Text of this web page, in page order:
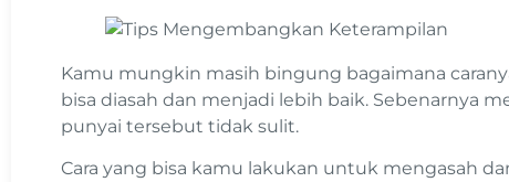
Kamu mungkin masih bingung bagaimana
bisa diasah dan menjadi lebih baik. Sebenarnya
punyai tersebut tidak sulit.
Cara yang bisa kamu lakukan untuk mengasah